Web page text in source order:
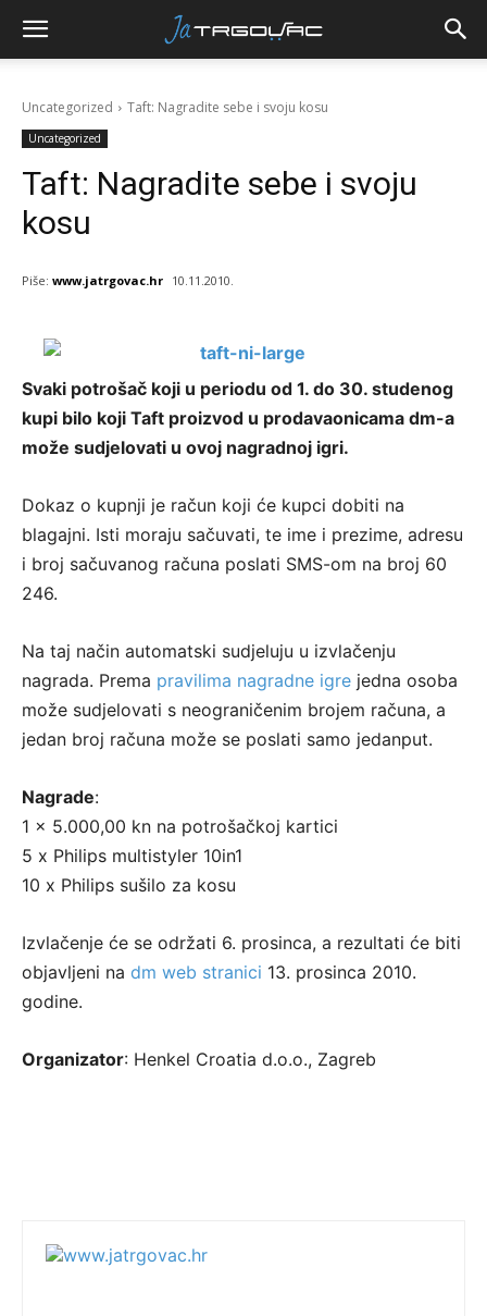
Uncategorized Taft: Nagradite sebe i svoju kosu
Uncategorized
Taft: Nagradite sebe i svoju
kosu
Piše: www.jatrgovac.hr 10.11.2010.
Svaki potrošač koji u periodu od 1. do 30. studenog
kupi bilo koji Taft proizvod u prodavaonicama dm-a
može sudjelovati u ovoj nagradnoj igri.
Dokaz o kupnji je račun koji će kupci dobiti na
blagajni. Isti moraju sačuvati, te ime i prezime, adresu
i broj sačuvanog računa poslati SMS-om na broj 60
246.
Na taj način automatski sudjeluju u izvlačenju
nagrada. Prema pravilima nagradne igre jedna osoba
može sudjelovati s neograničenim brojem računa, a
jedan broj računa može se poslati samo jedanput.
Nagrade:
1 x 5.000,00 kn na potrošačkoj kartici
5 x Philips multistyler 10in1
10 x Philips sušilo za kosu
Izvlačenje će se održati 6. prosinca, a rezultati će biti
objavljeni na dm web stranici 13. prosinca 2010.
godine.
Organizator: Henkel Croatia d.o.o., Zagreb